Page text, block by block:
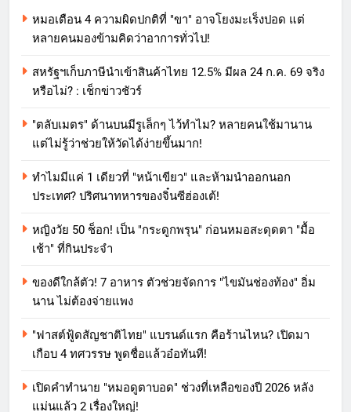
หมอเตือน 4 ความผิดปกติที่ "ขา" อาจโยงมะเร็งปอด แต่
หลายคนมองข้ามคิดว่าอาการทั่วไป!
สหรัฐฯเก็บภาษีนำเข้าสินค้าไทย 12.5% มีผล 24 ก.ค. 69 จริง
หรือไม่? : เช็กข่าวชัวร์
"ตลับเมตร" ด้านบนมีรูเล็กๆ ไว้ทำไม? หลายคนใช้มานาน
แต่ไม่รู้ว่าช่วยให้วัดได้ง่ายขึ้นมาก!
ทำไมมีแค่ 1 เดียวที่ "หน้าเขียว" และห้ามนำออกนอก
ประเทศ? ปริศนาทหารของจิ๋นซีฮ่องเต้!
หญิงวัย 50 ช็อก! เป็น "กระดูกพรุน" ก่อนหมอสะดุดตา "มื้อ
เช้า" ที่กินประจำ
ของดีใกล้ตัว! 7 อาหาร ตัวช่วยจัดการ "ไขมันช่องท้อง" อิ่ม
นาน ไม่ต้องจ่ายแพง
"ฟาสต์ฟู้ดสัญชาติไทย" แบรนด์แรก คือร้านไหน? เปิดมา
เกือบ 4 ทศวรรษ พูดชื่อแล้วอ๋อทันที!
เปิดคำทำนาย "หมอดูตาบอด" ช่วงที่เหลือของปี 2026 หลัง
แม่นแล้ว 2 เรื่องใหญ่!